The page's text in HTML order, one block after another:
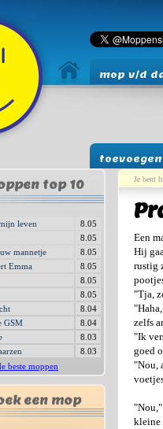
mop v/d
toevoegen
top 10
leven
8.05
8.05
mannetje
8.05
Emma
8.05
8.05
8.05
8.04
GSM
8.04
8.03
8.03
beste moppen
een mop
Je bent
Een
Hij
rustig
"Tja,
zelfs
"Ik
goed
"Nou,
kleine